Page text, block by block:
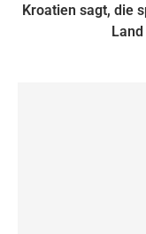
Kroatien sagt, die